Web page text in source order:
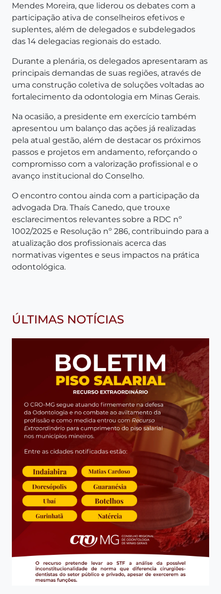
Mendes Moreira, que liderou os debates com a
participação ativa de conselheiros efetivos e
suplentes, além de delegados e subdelegados
das 14 delegacias regionais do estado.
Durante a plenária, os delegados apresentaram as
principais demandas de suas regiões, através de
uma construção coletiva de soluções voltadas ao
fortalecimento da odontologia em Minas Gerais.
Na ocasião, a presidente em exercício também
apresentou um balanço das ações já realizadas
pela atual gestão, além de destacar os próximos
passos e projetos em andamento, reforçando o
compromisso com a valorização profissional e o
avanço institucional do Conselho.
O encontro contou ainda com a participação da
advogada Dra. Thaís Canedo, que trouxe
esclarecimentos relevantes sobre a RDC nº
1002/2025 e Resolução nº 286, contribuindo para a
atualização dos profissionais acerca das
normativas vigentes e seus impactos na prática
odontológica.
ÚLTIMAS NOTÍCIAS